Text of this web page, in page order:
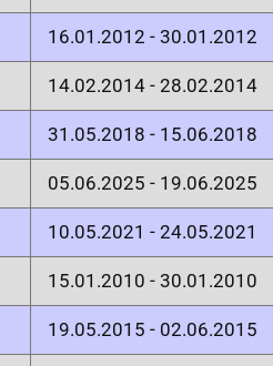
16.01.2012 - 30.01.2012
14.02.2014 - 28.02.2014
31.05.2018 - 15.06.2018
05.06.2025 - 19.06.2025
10.05.2021 - 24.05.2021
15.01.2010 - 30.01.2010
19.05.2015 - 02.06.2015